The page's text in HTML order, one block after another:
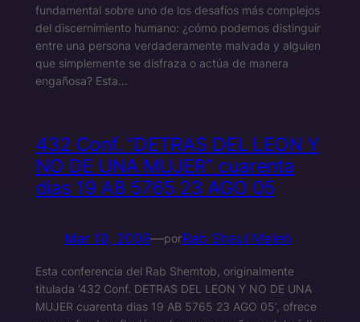
fundamental sobre uno de los desafíos más complejos
del discernimiento humano: ¿cómo podemos distinguir
entre una persona verdaderamente malvada y alguien
que simplemente se disfraza o actúa de manera
engañosa? Esta…
432 Conf. ”DETRAS DEL LEON Y
NO DE UNA MUJER” cuarenta
dias 19 AB 5765 23 AGO 05
Mar 10, 2008—porRab Shaul Maleh
Esta conferencia del Rab Shemtob, originalmente
titulada ‘432 Conf. DETRAS DEL LEON Y NO DE UNA
MUJER cuarenta dias 19 AB 5765 23 AGO 05’, ofrece